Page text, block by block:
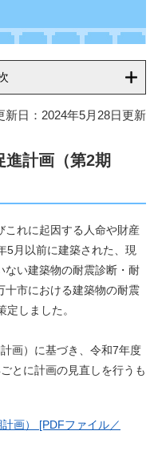
新日：2024年5月28日更新
進計画（第2期
これに起因する人命や財産
5月以前に建築された、現
ない建築物の耐震診断・耐
十市における建築物の耐震
しました。
画）に基づき、令和7年度
とに計画の見直しを行うも
画） [PDFファイル／